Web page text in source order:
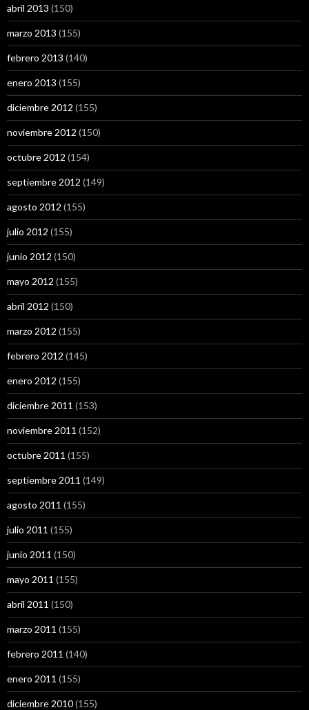
abril 2013 (150)
marzo 2013 (155)
febrero 2013 (140)
enero 2013 (155)
diciembre 2012 (155)
noviembre 2012 (150)
octubre 2012 (154)
septiembre 2012 (149)
agosto 2012 (155)
julio 2012 (155)
junio 2012 (150)
mayo 2012 (155)
abril 2012 (150)
marzo 2012 (155)
febrero 2012 (145)
enero 2012 (155)
diciembre 2011 (153)
noviembre 2011 (152)
octubre 2011 (155)
septiembre 2011 (149)
agosto 2011 (155)
julio 2011 (155)
junio 2011 (150)
mayo 2011 (155)
abril 2011 (150)
marzo 2011 (155)
febrero 2011 (140)
enero 2011 (155)
diciembre 2010(155)